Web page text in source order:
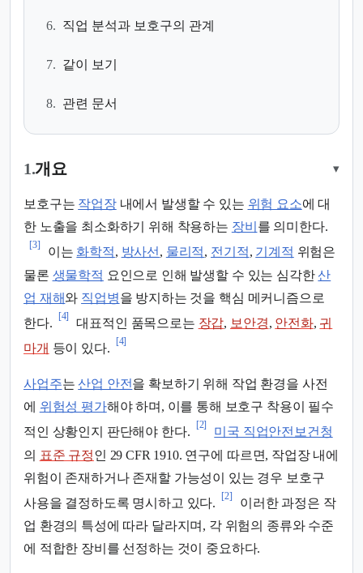
6. 직업 분석과 보호구의 관계
7. 같이 보기
8. 관련 문서
1.개요 ▾
보호구는 작업장내에서 발생할 수 있는 위험 요소에 대
한 노출을 최소화하기 위해 착용하는 장비 를 의미한다.
[3]
이는 화학적, 방사선, 물리적, 전기적, 기계적 위험은
물론 생물학적 요인으로 인해 발생할 수 있는 심각한산
업 재해와 직업병을 방지하는 것을 핵심 메커니즘으로
한다.
[4]
대표적인 품목으로는 장갑, 보안경, 안전화, 귀
마개 등이 있다.
[4]
사업주는산업 안전을 확보하기 위해 작업 환경을 사전
에 위험성 평가해야 하며, 이를 통해 보호구 착용이 필수
적인 상황인지 판단해야 한다.
[2]
미국 직업안전보건청
의 표준 규정인 29 CFR 1910. 연구에 따르면, 작업장 내에
위험이 존재하거나 존재할 가능성이 있는 경우 보호구
사용을 결정하도록 명시하고 있다.
[2]
이러한 과정은 작
업 환경의 특성에 따라 달라지며, 각 위험의 종류와 수준
에 적합한 장비를 선정하는 것이 중요하다.